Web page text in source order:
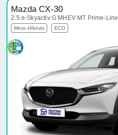
Mazda CX-30
2.5 e-Skyactiv G MHEV MT Prime-Line
Micro-Híbrido ECO